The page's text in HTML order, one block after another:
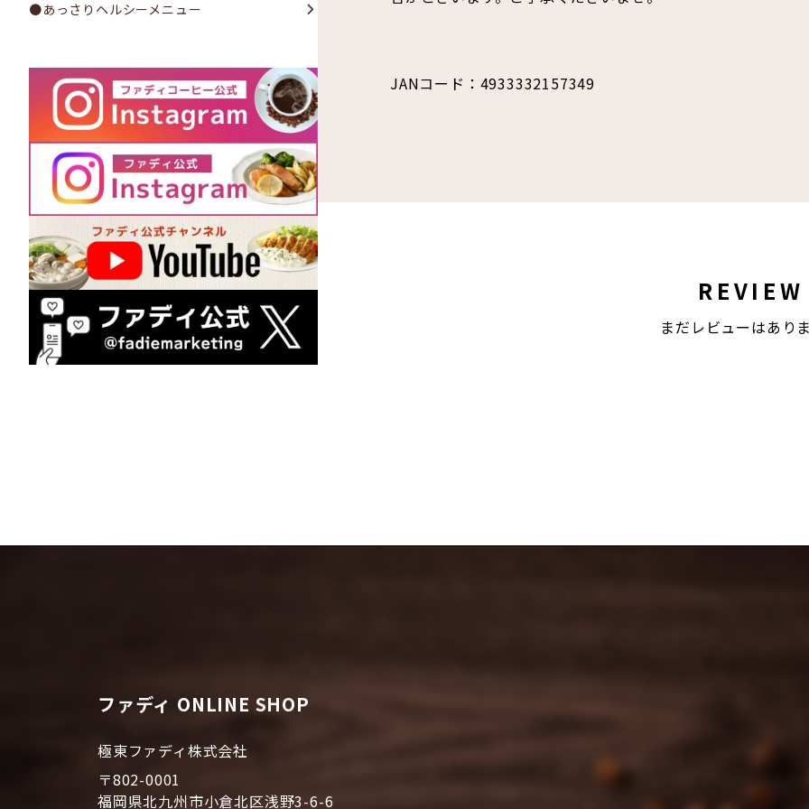
●あっさりヘルシーメニュー
JANコード：4933332157349
REVIEW
まだレビューはあり
ファディ ONLINE SHOP
極東ファディ株式会社
〒802-0001
福岡県北九州市小倉北区浅野3-6-6